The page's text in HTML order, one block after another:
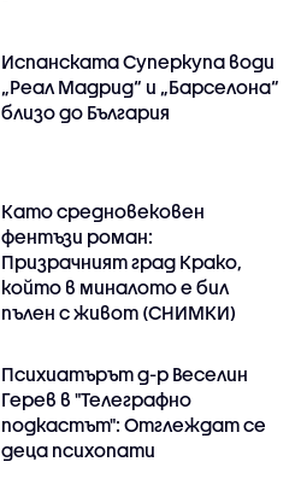
Испанската Суперкупа води
„Реал Мадрид“ и „Барселона“
близо до България
Като средновековен
фентъзи роман:
Призрачният град Крако,
който в миналото е бил
пълен с живот (СНИМКИ)
Психиатърът д-р Веселин
Герев в "Телеграфно
подкастът": Отглеждат се
деца психопати